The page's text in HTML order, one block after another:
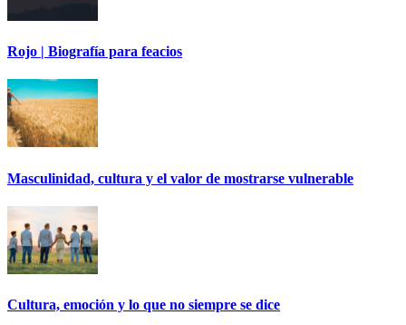
Rojo | Biografía para feacios
Masculinidad, cultura y el valor de mostrarse vulnerable
Cultura, emoción y lo que no siempre se dice